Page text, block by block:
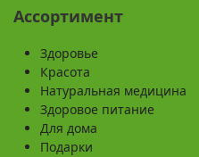
Ассортимент
Здоровье
Красота
Натуральная медицина
Здоровое питание
Для дома
Подарки